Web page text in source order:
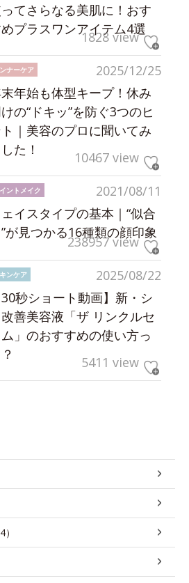
てさらなる美肌に！おす
プラスワンアイテム4選
1828 view
2025/12/25
ナーケア
年始も体型キープ！休み
の“ドキッ”を防ぐ3つのヒ
｜美容のプロに聞いてみ
た！
10467 view
2021/08/11
ントメイク
イスタイプの基本｜“似合
”が見つかる16種類の顔印象
238957 view
2025/08/22
ンケア
30秒ショート動画】新・シ
善美容液「ザ リンクルセ
」のおすすめの使い方っ
5411 view